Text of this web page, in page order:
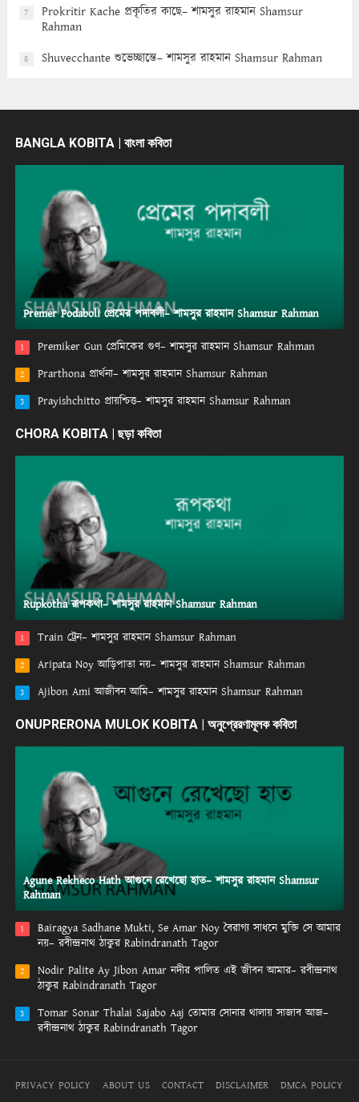
7
Prokritir Kache প্রকৃতির কাছে– শামসুর রাহমান Shamsur
Rahman
8 Shuvecchante শুভেচ্ছান্তে– শামসুর রাহমান Shamsur Rahman
BANGLA KOBITA | বাংলা কবিতা
Premer Podaboli প্রেমের পদাবলী– শামসুর রাহমান Shamsur Rahman
1 Premiker Gun প্রেমিকের গুণ– শামসুর রাহমান Shamsur Rahman
2 Prarthona প্রার্থনা– শামসুর রাহমান Shamsur Rahman
3 Prayishchitto প্রায়শ্চিত্ত– শামসুর রাহমান Shamsur Rahman
CHORA KOBITA | ছড়া কবিতা
Rupkotha রূপকথা– শামসুর রাহমান Shamsur Rahman
1 Train ট্রেন– শামসুর রাহমান Shamsur Rahman
2 Aripata Noy আড়িপাতা নয়– শামসুর রাহমান Shamsur Rahman
3 Ajibon Ami আজীবন আমি– শামসুর রাহমান Shamsur Rahman
ONUPRERONA MULOK KOBITA | অনুপ্রেরণামূলক কবিতা
Agune Rekheco Hath আগুনে রেখেছো হাত– শামসুর রাহমান Shamsur
Rahman
1
Bairagya Sadhane Mukti, Se Amar Noy বৈরাগ্য সাধনে মুক্তি সে আমার
নয়– রবীন্দ্রনাথ ঠাকুর Rabindranath Tagor
2
Nodir Palite Ay Jibon Amar নদীর পালিত এই জীবন আমার– রবীন্দ্রনাথ
ঠাকুর Rabindranath Tagor
3
Tomar Sonar Thalai Sajabo Aaj তোমার সোনার থালায় সাজাব আজ–
রবীন্দ্রনাথ ঠাকুর Rabindranath Tagor
PRIVACY POLICY ABOUT US CONTACT DISCLAIMER DMCA POLICY